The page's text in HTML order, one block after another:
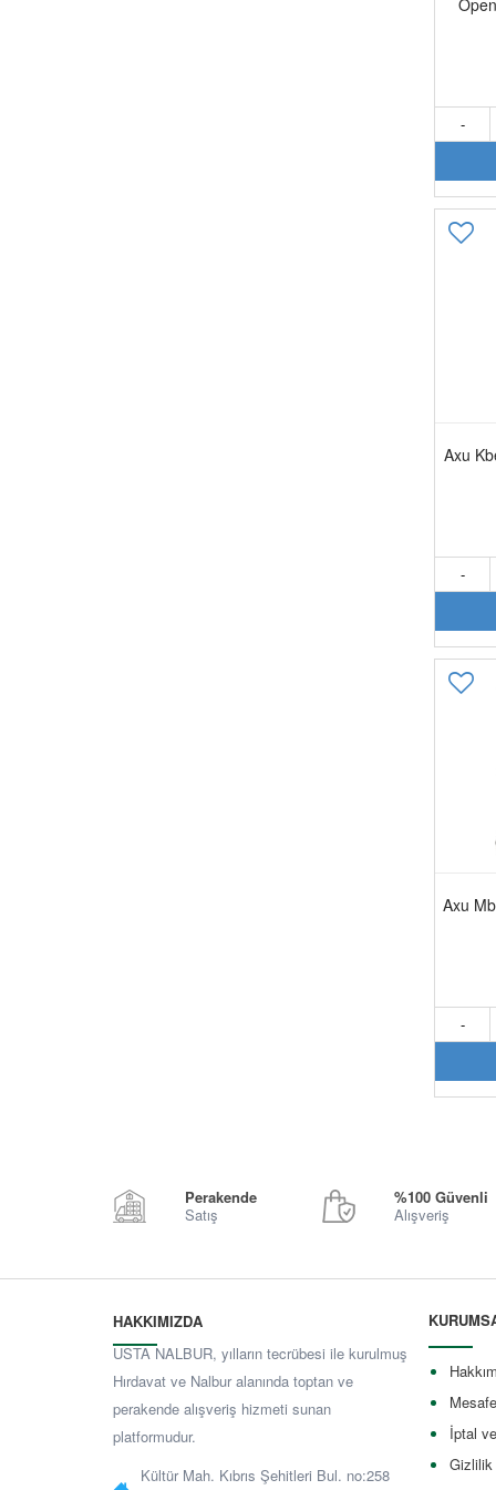
-
Axu
-
Axu
-
Perakende
Satış
%100 Güvenli
Alışveriş
HAKKIMIZDA
USTA NALBUR, yılların tecrübesi ile kurulmuş
Hırdavat ve Nalbur alanında toptan ve
perakende alışveriş hizmeti sunan
platformudur.
Kültür Mah. Kıbrıs Şehitleri Bul. no:258
İptal
Gizlilik